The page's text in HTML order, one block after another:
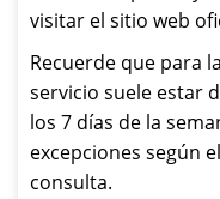
visitar el sitio web
Recuerde que para
servicio suele estar
los 7 días de la
excepciones según
consulta.